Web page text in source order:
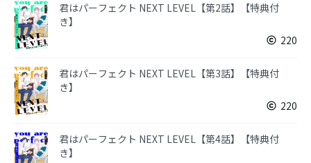
君はパーフェクト NEXT LEVEL【第2話】【特典付
き】
220
君はパーフェクト NEXT LEVEL【第3話】【特典付
き】
220
君はパーフェクト NEXT LEVEL【第4話】【特典付
き】